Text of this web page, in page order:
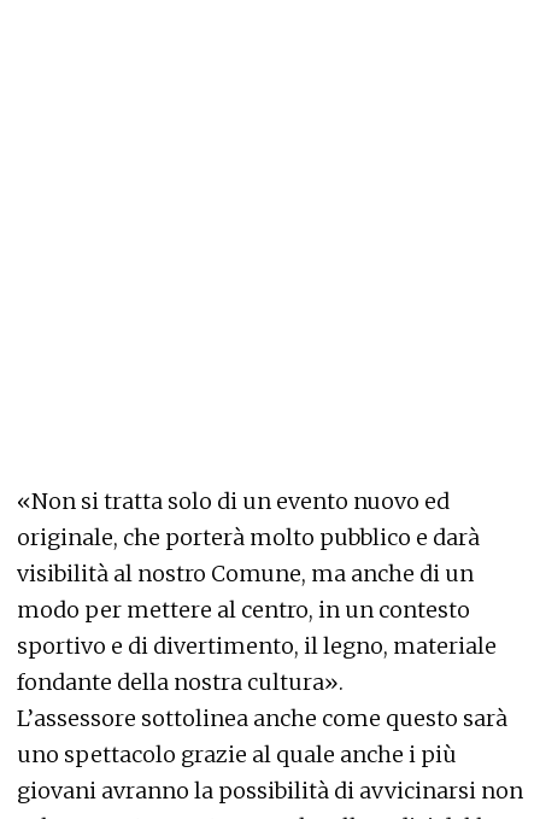
«Non si tratta solo di un evento nuovo ed
originale, che porterà molto pubblico e darà
visibilità al nostro Comune, ma anche di un
modo per mettere al centro, in un contesto
sportivo e di divertimento, il legno, materiale
fondante della nostra cultura».
L’assessore sottolinea anche come questo sarà
uno spettacolo grazie al quale anche i più
giovani avranno la possibilità di avvicinarsi non